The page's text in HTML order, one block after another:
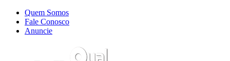
Quem Somos
Fale Conosco
Anuncie